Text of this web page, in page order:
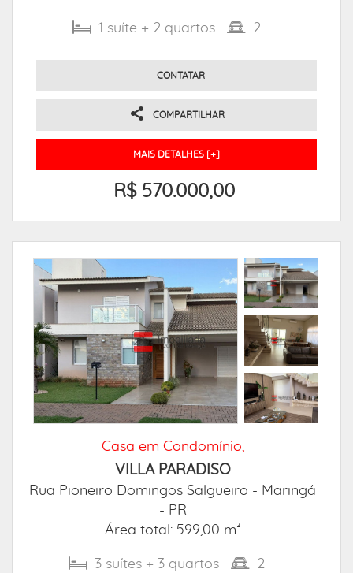
1 suíte + 2 quartos 2
CONTATAR
COMPARTILHAR
MAIS DETALHES [+]
R$ 570.000,00
Casa em Condomínio,
VILLA PARADISO
Rua Pioneiro Domingos Salgueiro - Maringá
- PR
Área total: 599,00 m²
3 suítes + 3 quartos 2